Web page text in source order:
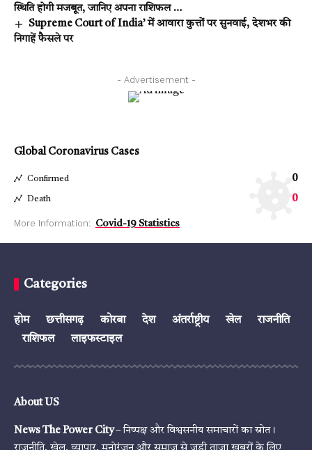
स्थिति होगी मजबूत, जानिए अपना राशिफल …
Supreme Court of India’ में आवारा कुत्तों पर सुनवाई, देशभर की
निगाहें फैसले पर
- Advertisement -
Global Coronavirus Cases
Confirmed 0
Death 0
More Information: Covid-19 Statistics
Categories
होम छत्तीसगढ़ कोरबा देश अंतर्राष्ट्रीय खेल
राजनीति
राशिफल
लाइफस्टाइल
About US
News The Power City– निष्पक्ष और विश्वसनीय समाचारों का स्रोत।